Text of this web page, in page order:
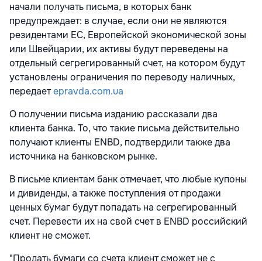
начали получать письма, в которых банк
предупреждает: в случае, если они не являются
резидентами ЕС, Европейской экономической зоны
или Швейцарии, их активы будут переведены на
отдельный сегрегированный счет, на котором будут
установлены ограничения по переводу наличных,
передаетepravda.com.ua
О получении письма изданию рассказали два
клиента банка. То, что такие письма действительно
получают клиенты ENBD, подтвердили также два
источника на банковском рынке.
В письме клиентам банк отмечает, что любые купоны
и дивиденды, а также поступления от продажи
ценных бумаг будут попадать на сегрегированный
счет. Перевести их на свой счет в ENBD российский
клиент не сможет.